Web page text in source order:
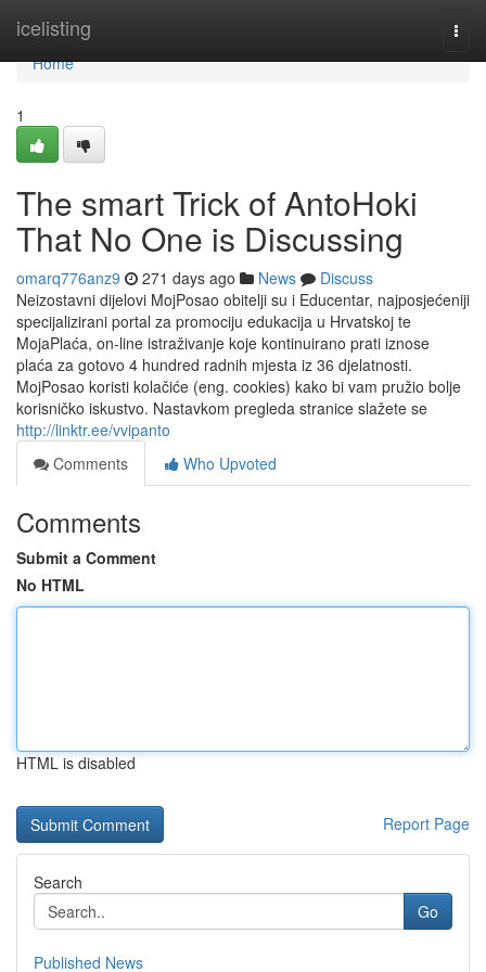
icelisting
Home
Home
1
The smart Trick of AntoHoki
That No One is Discussing
omarq776anz9 271 days ago News
Discuss
Neizostavni dijelovi MojPosao obitelji su i Educentar, najposjećeniji
specijalizirani portal za promociju edukacija u Hrvatskoj te
MojaPlaća, on-line istraživanje koje kontinuirano prati iznose
plaća za gotovo 4 hundred radnih mjesta iz 36 djelatnosti.
MojPosao koristi kolačiće (eng. cookies) kako bi vam pružio bolje
korisničko iskustvo. Nastavkom pregleda stranice slažete se
http://linktr.ee/vvipanto
Comments
Who Upvoted
Comments
Submit a Comment
No HTML
HTML is disabled
Report Page
Search
Go
Published News